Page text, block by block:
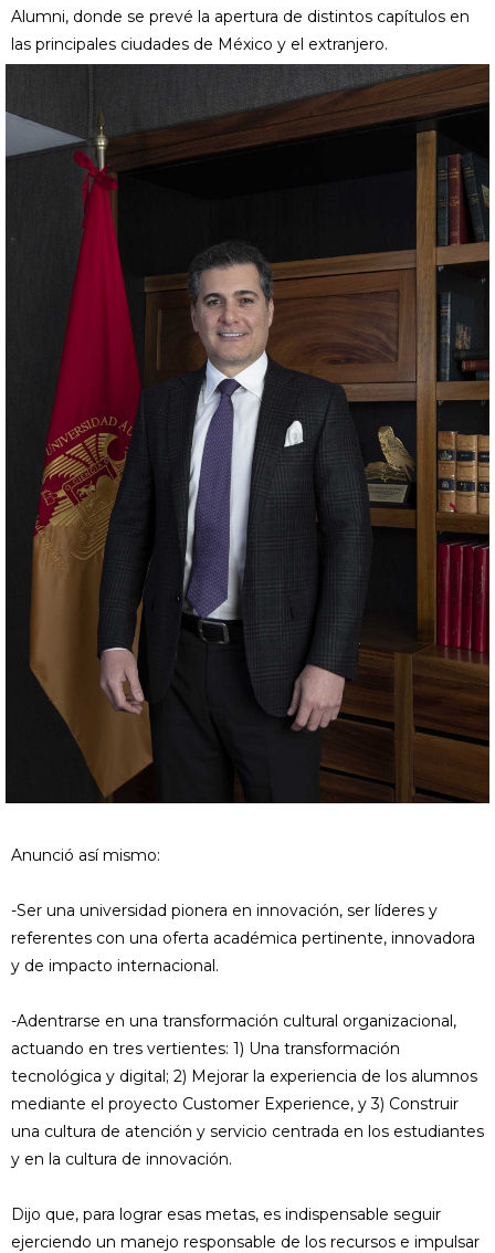
Alumni, donde se prevé la apertura de distintos capítulos en
las principales ciudades de México y el extranjero.
Anunció así mismo:
-Ser una universidad pionera en innovación, ser líderes y
referentes con una oferta académica pertinente, innovadora
y de impacto internacional.
-Adentrarse en una transformación cultural organizacional,
actuando en tres vertientes: 1) Una transformación
tecnológica y digital; 2) Mejorar la experiencia de los alumnos
mediante el proyecto Customer Experience, y 3) Construir
una cultura de atención y servicio centrada en los estudiantes
y en la cultura de innovación.
Dijo que, para lograr esas metas, es indispensable seguir
ejerciendo un manejo responsable de los recursos e impulsar